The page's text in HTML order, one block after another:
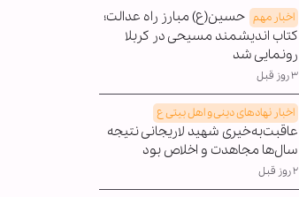
اخبار مهم حسین(ع) مبارز راه عدالت؛
کتاب اندیشمند مسیحی در کربلا
رونمایی شد
۳ روز قبل
اخبار نهادهای دینی و اهل بیتی ع
عاقبت‌به‌خیری شهید لاریجانی نتیجه
سال‌ها مجاهدت و اخلاص بود
۲ روز قبل